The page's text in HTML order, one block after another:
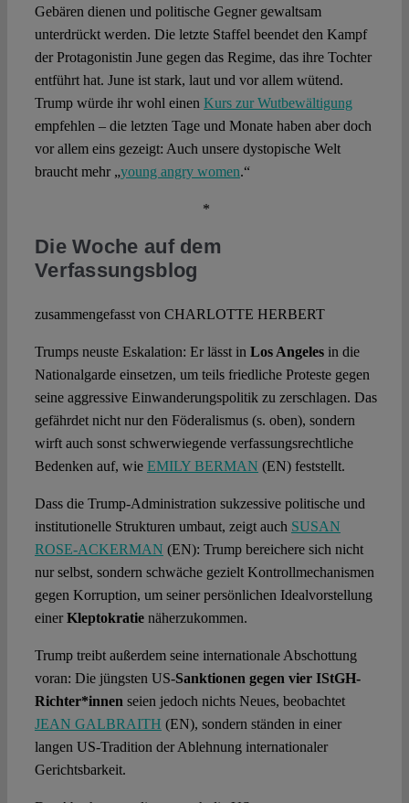
Gebären dienen und politische Gegner gewaltsam
unterdrückt werden. Die letzte Staffel beendet den Kampf
der Protagonistin June gegen das Regime, das ihre Tochter
entführt hat. June ist stark, laut und vor allem wütend.
Trump würde ihr wohl einen Kurs zur Wutbewältigung
empfehlen – die letzten Tage und Monate haben aber doch
vor allem eins gezeigt: Auch unsere dystopische Welt
braucht mehr „young angry women.“
*
Die Woche auf dem
Verfassungsblog
zusammengefasst von CHARLOTTE HERBERT
Trumps neuste Eskalation: Er lässt in Los Angeles in die
Nationalgarde einsetzen, um teils friedliche Proteste gegen
seine aggressive Einwanderungspolitik zu zerschlagen. Das
gefährdet nicht nur den Föderalismus (s. oben), sondern
wirft auch sonst schwerwiegende verfassungsrechtliche
Bedenken auf, wie EMILY BERMAN (EN) feststellt.
Dass die Trump-Administration sukzessive politische und
institutionelle Strukturen umbaut, zeigt auch SUSAN
ROSE-ACKERMAN (EN): Trump bereichere sich nicht
nur selbst, sondern schwäche gezielt Kontrollmechanismen
gegen Korruption, um seiner persönlichen Idealvorstellung
einerKleptokratienäherzukommen.
Trump treibt außerdem seine internationale Abschottung
voran: Die jüngsten US-Sanktionen gegen vier IStGH-
Richter*innen seien jedoch nichts Neues, beobachtet
JEAN GALBRAITH (EN), sondern ständen in einer
langen US-Tradition der Ablehnung internationaler
Gerichtsbarkeit.